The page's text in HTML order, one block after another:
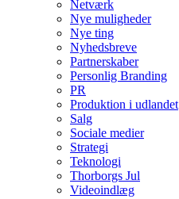
Netværk
Nye muligheder
Nye ting
Nyhedsbreve
Partnerskaber
Personlig Branding
PR
Produktion i udlandet
Salg
Sociale medier
Strategi
Teknologi
Thorborgs Jul
Videoindlæg